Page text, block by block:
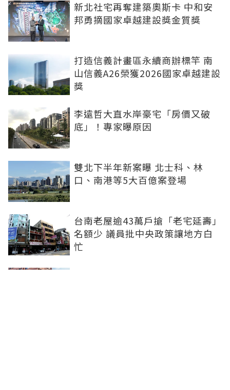
新北社宅再奪建築奧斯卡 中和安
邦勇摘國家卓越建設獎金質獎
打造信義計畫區永續商辦標竿 南
山信義A26榮獲2026國家卓越建設
獎
李遠哲大直水岸豪宅「房價又破
底」！專家曝原因
雙北下半年新案曝 北士科、林
口、南港等5大百億案登場
台南老屋逾43萬戶搶「老宅延壽」
名額少 議員批中央政策讓地方白
忙